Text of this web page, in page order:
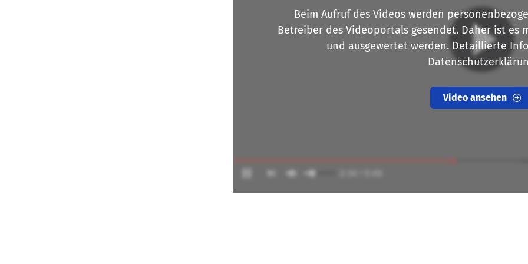
Beim Aufruf des Videos werden
Betreiber des Videoportals gesendet. Daher ist es
und ausgewertet werden. Detaillierte
Video ansehen